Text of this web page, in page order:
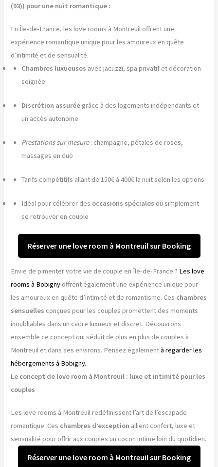
(93)) pour une nuit romantique :
En Île-de-France, les love rooms à Montreuil offrent une
expérience romantique unique pour les amoureux en quête
d’intimité et de sensualité.
Chambres luxueuses avec jacuzzi, spa privatif et décoration
soignée
Discrétion assurée grâce à des logements indépendants et
un accès autonome
Prestations sur mesure: champagne, pétales de roses,
massages en duo
Tarifs compétitifs allant de 150€ à 400€ la nuit selon les options
Idéal pour célébrer des occasions spéciales ou simplement
se retrouver en couple
Réserver une love room à Montreuil sur Booking
Envie de pimenter votre vie de couple en Île-de-France ? Les love
rooms à Bobigny offrent également une expérience unique pour
les amoureux en quête d’intimité et de romantisme. Ces chambres
sensuelles conçues pour les couples promettent des moments
inoubliables dans un cadre luxueux et discret. Découvrons
ensemble ce concept qui séduit de plus en plus de couples à
Montreuil et dans ses environs. Pensez égalementà regarder les
hébergements à Bobigny.
Le concept de love room à Montreuil : luxe et intimité pour les
couples
Les love rooms à Montreuil redéfinissent l’art de l’escapade
romantique. Ces chambres d’exception allient confort, luxe et
sensualité pour offrir aux couples un cocon intime loin du quotidien.
Réserver une love room à Montreuil sur Booking